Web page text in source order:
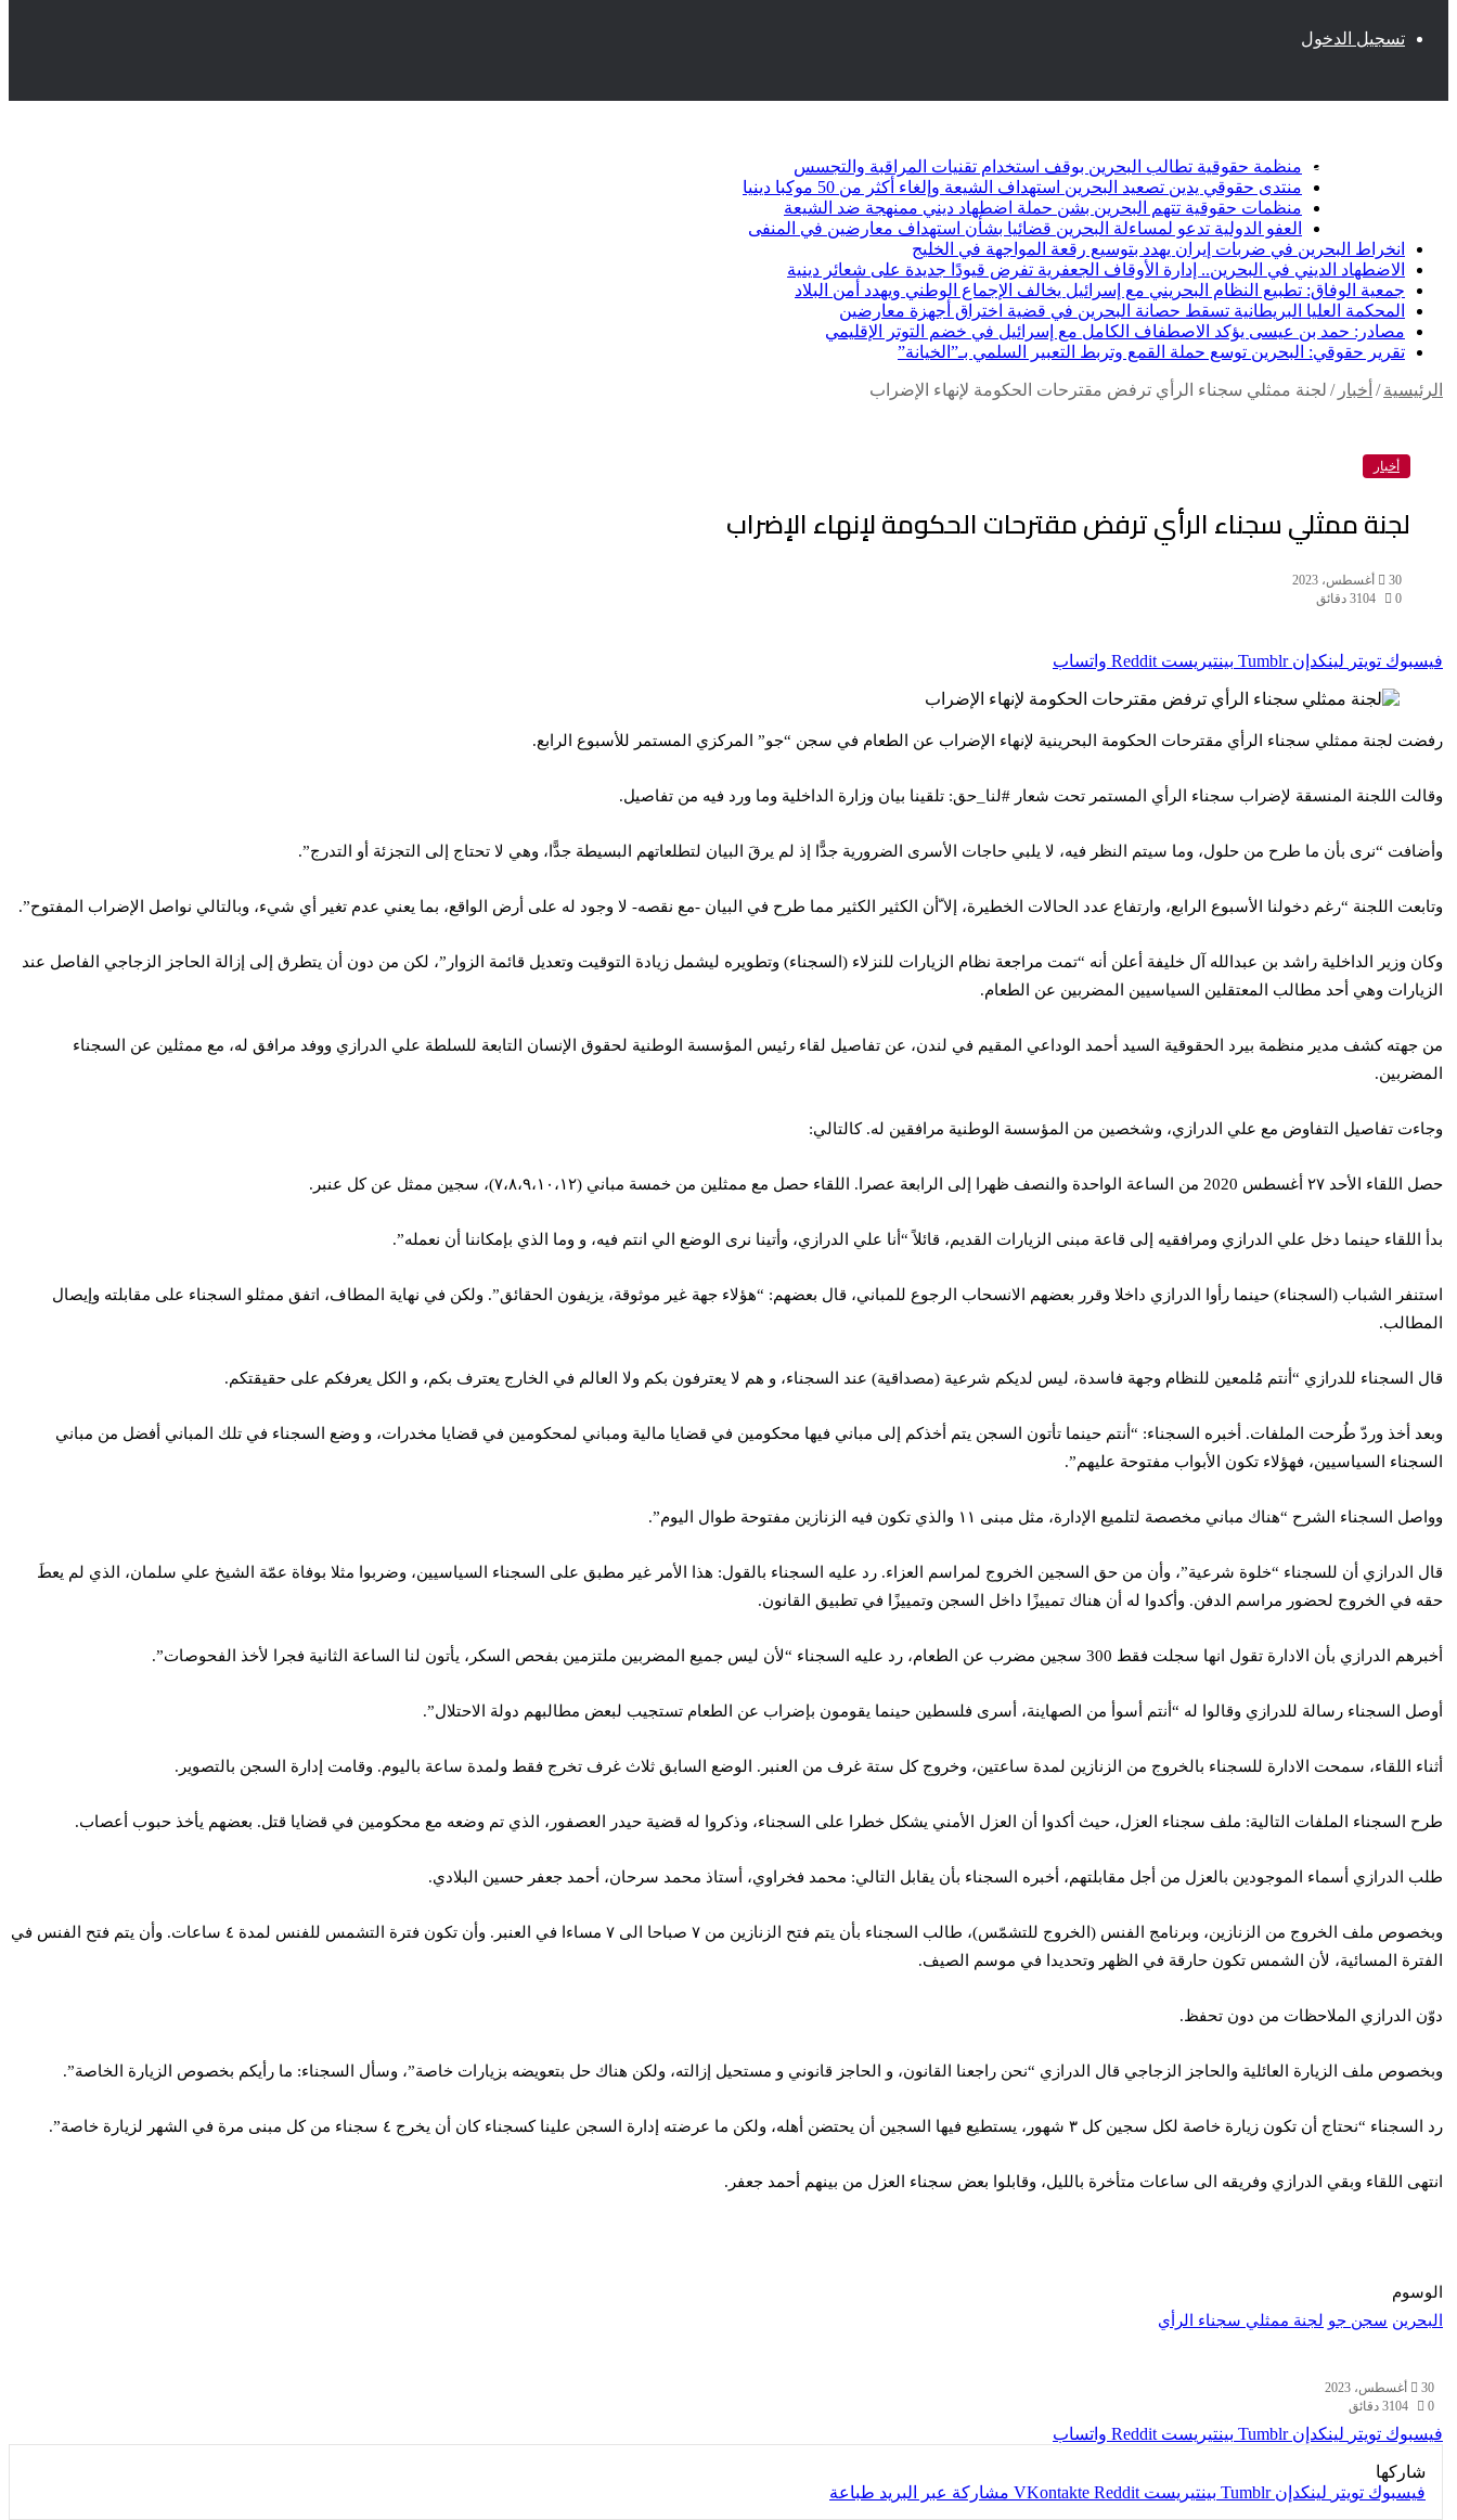
تسجيل الدخول
فيسبوك
منظمة حقوقية تطالب البحرين بوقف استخدام تقنيات المراقبة والتجسس
منتدى حقوقي يدين تصعيد البحرين استهداف الشيعة وإلغاء أكثر من 50 موكبا دينيا
منظمات حقوقية تتهم البحرين بشن حملة اضطهاد ديني ممنهجة ضد الشيعة
العفو الدولية تدعو لمساءلة البحرين قضائيا بشأن استهداف معارضين في المنفى
انخراط البحرين في ضربات إيران يهدد بتوسيع رقعة المواجهة في الخليج
الاضطهاد الديني في البحرين.. إدارة الأوقاف الجعفرية تفرض قيودًا جديدة على شعائر دينية
جمعية الوفاق: تطبيع النظام البحريني مع إسرائيل يخالف الإجماع الوطني ويهدد أمن البلاد
المحكمة العليا البريطانية تسقط حصانة البحرين في قضية اختراق أجهزة معارضين
مصادر: حمد بن عيسى يؤكد الاصطفاف الكامل مع إسرائيل في خضم التوتر الإقليمي
تقرير حقوقي: البحرين توسع حملة القمع وتربط التعبير السلمي بـ”الخيانة”
الرئيسية / أخبار / لجنة ممثلي سجناء الرأي ترفض مقترحات الحكومة لإنهاء الإضراب
أخبار
لجنة ممثلي سجناء الرأي ترفض مقترحات الحكومة لإنهاء الإضراب
30 أغسطس، 2023
0
1043 دقائق
فيسبوك تويتر لينكدإن بينتيريست واتساب
رفضت لجنة ممثلي سجناء الرأي مقترحات الحكومة البحرينية لإنهاء الإضراب عن الطعام في سجن “جو” المركزي المستمر للأسبوع الرابع.
وقالت اللجنة المنسقة لإضراب سجناء الرأي المستمر تحت شعار #لنا_حق: تلقينا بيان وزارة الداخلية وما ورد فيه من تفاصيل.
وأضافت “نرى بأن ما طرح من حلول، وما سيتم النظر فيه، لا يلبي حاجات الأسرى الضرورية جدًّا إذ لم يرقَ البيان لتطلعاتهم البسيطة جدًّا، وهي لا تحتاج إلى التجزئة أو التدرج”.
وتابعت اللجنة “رغم دخولنا الأسبوع الرابع، وارتفاع عدد الحالات الخطيرة، إلا ّأن الكثير الكثير مما طرح في البيان -مع نقصه- لا وجود له على أرض الواقع، بما يعني عدم تغير أي شيء، وبالتالي نواصل الإضراب المفتوح”.
وكان وزير الداخلية راشد بن عبدالله آل خليفة أعلن أنه “تمت مراجعة نظام الزيارات للنزلاء (السجناء) وتطويره ليشمل زيادة التوقيت وتعديل قائمة الزوار”، لكن من دون أن يتطرق إلى إزالة الحاجز الزجاجي الفاصل عند
الزيارات وهي أحد مطالب المعتقلين السياسيين المضربين عن الطعام.
من جهته كشف مدير منظمة بيرد الحقوقية السيد أحمد الوداعي المقيم في لندن، عن تفاصيل لقاء رئيس المؤسسة الوطنية لحقوق الإنسان التابعة للسلطة علي الدرازي ووفد مرافق له، مع ممثلين عن السجناء
المضربين.
وجاءت تفاصيل التفاوض مع علي الدرازي، وشخصين من المؤسسة الوطنية مرافقين له. كالتالي:
حصل اللقاء الأحد ٢٧ أغسطس 2020 من الساعة الواحدة والنصف ظهرا إلى الرابعة عصرا. اللقاء حصل مع ممثلين من خمسة مباني (٧،٨،٩،١٠،١٢)، سجين ممثل عن كل عنبر.
بدأ اللقاء حينما دخل علي الدرازي ومرافقيه إلى قاعة مبنى الزيارات القديم، قائلاً “أنا علي الدرازي، وأتينا نرى الوضع الي انتم فيه، و وما الذي بإمكاننا أن نعمله”.
استنفر الشباب (السجناء) حينما رأوا الدرازي داخلا وقرر بعضهم الانسحاب الرجوع للمباني، قال بعضهم: “هؤلاء جهة غير موثوقة، يزيفون الحقائق”. ولكن في نهاية المطاف، اتفق ممثلو السجناء على مقابلته وإيصال
المطالب.
قال السجناء للدرازي “أنتم مُلمعين للنظام وجهة فاسدة، ليس لديكم شرعية (مصداقية) عند السجناء، و هم لا يعترفون بكم ولا العالم في الخارج يعترف بكم، و الكل يعرفكم على حقيقتكم.
وبعد أخذ وردّ طُرحت الملفات. أخبره السجناء: “أنتم حينما تأتون السجن يتم أخذكم إلى مباني فيها محكومين في قضايا مالية ومباني لمحكومين في قضايا مخدرات، و وضع السجناء في تلك المباني أفضل من مباني
السجناء السياسيين، فهؤلاء تكون الأبواب مفتوحة عليهم”.
وواصل السجناء الشرح “هناك مباني مخصصة لتلميع الإدارة، مثل مبنى ١١ والذي تكون فيه الزنازين مفتوحة طوال اليوم”.
قال الدرازي أن للسجناء “خلوة شرعية”، وأن من حق السجين الخروج لمراسم العزاء. رد عليه السجناء بالقول: هذا الأمر غير مطبق على السجناء السياسيين، وضربوا مثلا بوفاة عمّة الشيخ علي سلمان، الذي لم يعطَ
حقه في الخروج لحضور مراسم الدفن. وأكدوا له أن هناك تمييزًا داخل السجن وتمييزًا في تطبيق القانون.
أخبرهم الدرازي بأن الادارة تقول انها سجلت فقط 300 سجين مضرب عن الطعام، رد عليه السجناء “لأن ليس جميع المضربين ملتزمين بفحص السكر، يأتون لنا الساعة الثانية فجرا لأخذ الفحوصات”.
أوصل السجناء رسالة للدرازي وقالوا له “أنتم أسوأ من الصهاينة، أسرى فلسطين حينما يقومون بإضراب عن الطعام تستجيب لبعض مطالبهم دولة الاحتلال”.
أثناء اللقاء، سمحت الادارة للسجناء بالخروج من الزنازين لمدة ساعتين، وخروج كل ستة غرف من العنبر. الوضع السابق ثلاث غرف تخرج فقط ولمدة ساعة باليوم. وقامت إدارة السجن بالتصوير.
طرح السجناء الملفات التالية: ملف سجناء العزل، حيث أكدوا أن العزل الأمني يشكل خطرا على السجناء، وذكروا له قضية حيدر العصفور، الذي تم وضعه مع محكومين في قضايا قتل. بعضهم يأخذ حبوب أعصاب.
طلب الدرازي أسماء الموجودين بالعزل من أجل مقابلتهم، أخبره السجناء بأن يقابل التالي: محمد فخراوي، أستاذ محمد سرحان، أحمد جعفر حسين البلادي.
وبخصوص ملف الخروج من الزنازين، وبرنامج الفنس (الخروج للتشمّس)، طالب السجناء بأن يتم فتح الزنازين من ٧ صباحا الى ٧ مساءا في العنبر. وأن تكون فترة التشمس للفنس لمدة ٤ ساعات. وأن يتم فتح الفنس في
الفترة المسائية، لأن الشمس تكون حارقة في الظهر وتحديدا في موسم الصيف.
دوّن الدرازي الملاحظات من دون تحفظ.
وبخصوص ملف الزيارة العائلية والحاجز الزجاجي قال الدرازي “نحن راجعنا القانون، و الحاجز قانوني و مستحيل إزالته، ولكن هناك حل بتعويضه بزيارات خاصة”، وسأل السجناء: ما رأيكم بخصوص الزيارة الخاصة”.
رد السجناء “نحتاج أن تكون زيارة خاصة لكل سجين كل ٣ شهور، يستطيع فيها السجين أن يحتضن أهله، ولكن ما عرضته إدارة السجن علينا كسجناء كان أن يخرج ٤ سجناء من كل مبنى مرة في الشهر لزيارة خاصة”.
انتهى اللقاء وبقي الدرازي وفريقه الى ساعات متأخرة بالليل، وقابلوا بعض سجناء العزل من بينهم أحمد جعفر.
الوسوم
البحرين سجن جو لجنة ممثلي سجناء الرأي
30 أغسطس، 2023
0
1043 دقائق
فيسبوك تويتر لينكدإن بينتيريست واتساب
شاركها
فيسبوك تويتر لينكدإن بينتيريست مشاركة عبر البريد طباعة